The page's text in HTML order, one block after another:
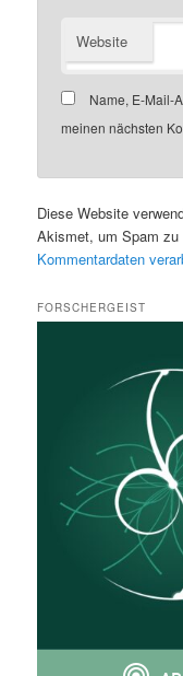
Website
Name, E-Mail-
meinen nächsten
Diese Website
Akismet, um Spam zu
Kommentardaten
FORSCHERGEIST